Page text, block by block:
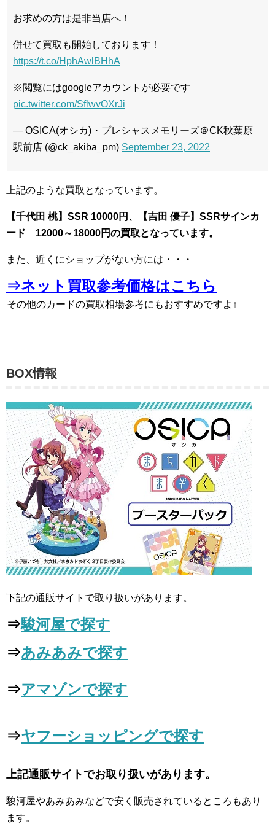
お求めの方は是非当店へ！
併せて買取も開始しております！
https://t.co/HphAwlBHhA
※閲覧にはgoogleアカウントが必要です
pic.twitter.com/SflwvOXrJi
— OSICA(オシカ)・プレシャスメモリーズ＠CK秋葉原
駅前店 (@ck_akiba_pm) September 23, 2022
上記のような買取となっています。
【千代田 桃】SSR 10000円、【吉田 優子】SSRサインカ
ード 12000～18000円の買取となっています。
また、近くにショップがない方には・・・
⇒ネット買取参考価格はこちら
その他のカードの買取相場参考にもおすすめですよ↑
BOX情報
下記の通販サイトで取り扱いがあります。
⇒駿河屋で探す
⇒あみあみで探す
⇒アマゾンで探す
⇒ヤフーショッピングで探す
上記通販サイトでお取り扱いがあります。
駿河屋やあみあみなどで安く販売されているところもあり
ます。